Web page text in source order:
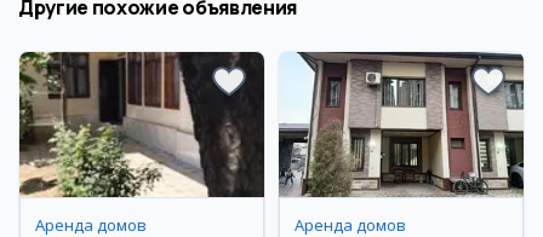
Другие похожие объявления
Аренда домов Аренда домов